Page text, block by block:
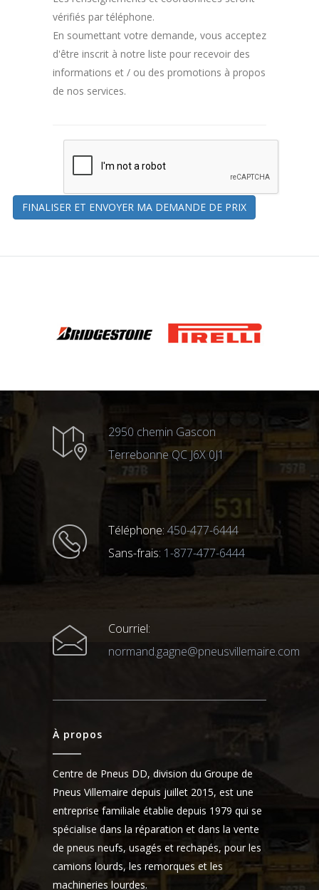
vérifiés par téléphone.
En soumettant votre demande, vous acceptez
d'être inscrit à notre liste pour recevoir des
informations et / ou des promotions à propos
de nos services.
FINALISER ET ENVOYER MA DEMANDE DE PRIX
2950 chemin Gascon
Terrebonne QC J6X 0J1
Téléphone: 450-477-6444
Sans-frais: 1-877-477-6444
Courriel:
normand.gagne@pneusvillemaire.com
À propos
Centre de Pneus DD, division du Groupe de
Pneus Villemaire depuis juillet 2015, est une
entreprise familiale établie depuis 1979 qui se
spécialise dans la réparation et dans la vente
de pneus neufs, usagés et rechapés, pour les
camions lourds, les remorques et les
machineries lourdes.